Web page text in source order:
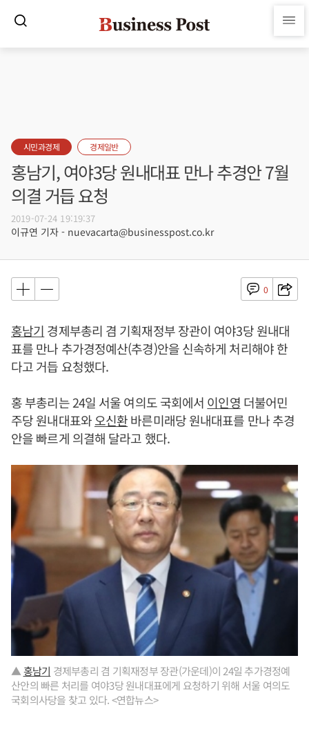
시민과경제 경제일반
홍남기, 여야3당 원내대표 만나 추경안 7월
의결 거듭 요청
2019-07-24 19:19:37
이규연 기자 - nuevacarta@businesspost.co.kr
0
홍남기 경제부총리 겸 기획재정부 장관이 여야3당 원내대
표를 만나 추가경정예산(추경)안을 신속하게 처리해야 한
다고 거듭 요청했다.
홍 부총리는 24일 서울 여의도 국회에서 이인영 더불어민
주당 원내대표와오신환바른미래당 원내대표를 만나 추경
안을 빠르게 의결해 달라고 했다.
▲홍남기 경제부총리 겸 기획재정부 장관(가운데)이 24일 추가경정예
산안의 빠른 처리를 여야3당 원내대표에게 요청하기 위해 서울 여의도
국회의사당을 찾고 있다. <연합뉴스>